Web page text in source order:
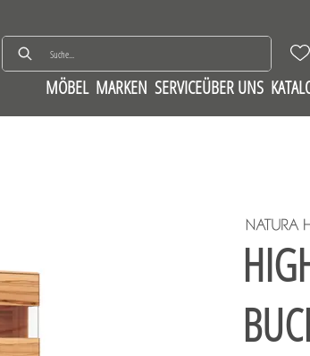
MÖBEL MARKEN SERVICEÜBER UNS